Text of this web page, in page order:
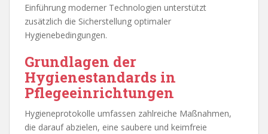
Einführung moderner Technologien unterstützt
zusätzlich die Sicherstellung optimaler
Hygienebedingungen.
Grundlagen der
Hygienestandards in
Pflegeeinrichtungen
Hygieneprotokolle umfassen zahlreiche Maßnahmen,
die darauf abzielen, eine saubere und keimfreie